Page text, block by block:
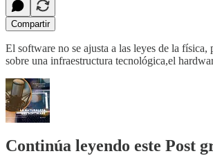
Compartir
El software no se ajusta a las leyes de la
sobre una infraestructura tecnológica,el
Continúa leyendo este Post